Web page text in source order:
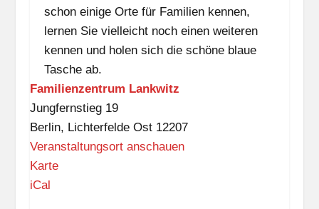
schon einige Orte für Familien kennen,
lernen Sie vielleicht noch einen weiteren
kennen und holen sich die schöne blaue
Tasche ab.
Familienzentrum Lankwitz
Jungfernstieg 19
Berlin, Lichterfelde Ost 12207
Veranstaltungsort anschauen
KarteF
iCal